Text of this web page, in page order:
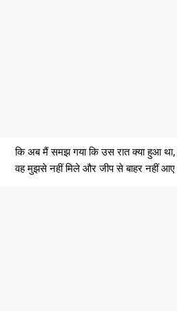
कि अब मैं समझ गया कि उस रात क्या हुआ
वह मुझसे नहीं मिले और जीप से बाहर नहीं